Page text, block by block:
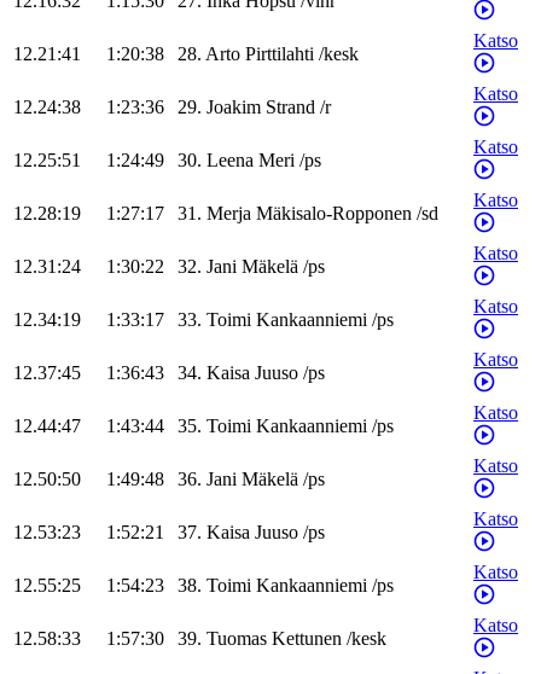
12.21:41 1:20:38 28. Arto Pirttilahti /kesk
Katso
12.24:38 1:23:36 29. Joakim Strand /r
Katso
12.25:51 1:24:49 30. Leena Meri /ps
Katso
12.28:19 1:27:17 31. Merja Mäkisalo-Ropponen /sd
Katso
12.31:24 1:30:22 32. Jani Mäkelä /ps
Katso
12.34:19 1:33:17 33. Toimi Kankaanniemi /ps
Katso
12.37:45 1:36:43 34. Kaisa Juuso /ps
Katso
12.44:47 1:43:44 35. Toimi Kankaanniemi /ps
Katso
12.50:50 1:49:48 36. Jani Mäkelä /ps
Katso
12.53:23 1:52:21 37. Kaisa Juuso /ps
Katso
12.55:25 1:54:23 38. Toimi Kankaanniemi /ps
Katso
12.58:33 1:57:30 39. Tuomas Kettunen /kesk
Katso